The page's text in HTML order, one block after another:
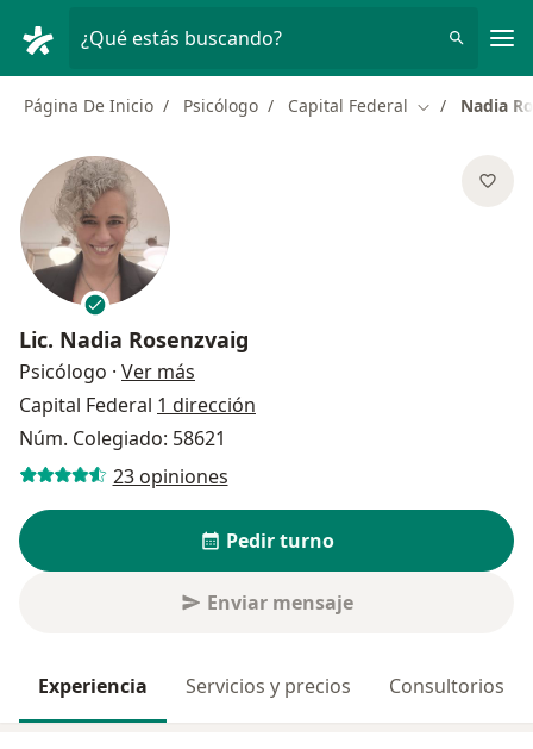
¿Qué estás buscando?
Página De Inicio Psicólogo Capital Federal Cambiar de
Nadia
Lic. Nadia Rosenzvaig
Psicólogo · Ver más
Capital Federal 1 dirección
Núm. Colegiado: 58621
23 opiniones
Pedir turno
Enviar mensaje
Experiencia Servicios y precios Consultorios